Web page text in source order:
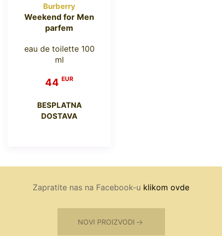
Burberry
Weekend for Men
parfem
eau de toilette 100
ml
44 EUR
BESPLATNA
DOSTAVA
Zapratite nas na Facebook-u klikom ovde
NOVI PROIZVODI